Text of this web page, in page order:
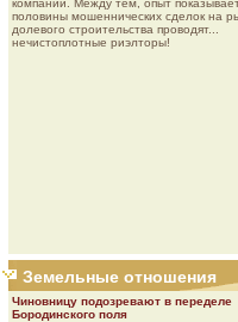
компании. Между тем, опыт
половины мошеннических сделок на
долевого строительства проводят...
нечистоплотные риэлторы!
Земельные отношения
Чиновницу подозревают в переделе
Бородинского поля